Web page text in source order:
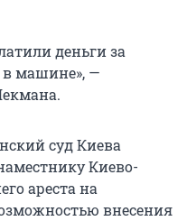
деньги за
в машине», —
суд Киева
Киево-
ареста на
внесения